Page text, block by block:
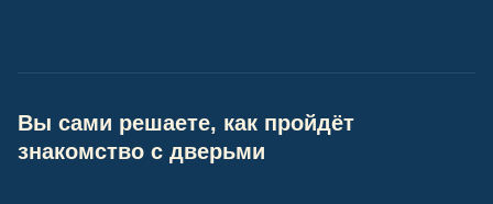
Вы сами решаете, как пройдёт
знакомство с дверьми